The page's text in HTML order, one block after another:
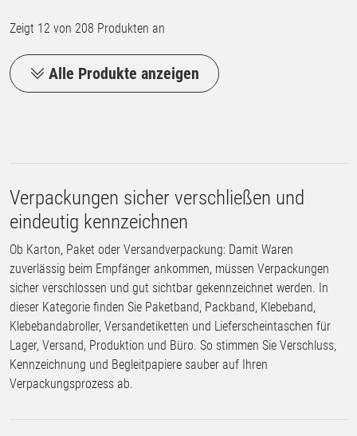
Zeigt 12 von 208 Produkten an
Alle Produkte anzeigen
Verpackungen sicher verschließen und
eindeutig kennzeichnen
Ob Karton, Paket oder Versandverpackung: Damit Waren
zuverlässig beim Empfänger ankommen, müssen Verpackungen
sicher verschlossen und gut sichtbar gekennzeichnet werden. In
dieser Kategorie finden Sie Paketband, Packband, Klebeband,
Klebebandabroller, Versandetiketten und Lieferscheintaschen für
Lager, Versand, Produktion und Büro. So stimmen Sie Verschluss,
Kennzeichnung und Begleitpapiere sauber auf Ihren
Verpackungsprozess ab.